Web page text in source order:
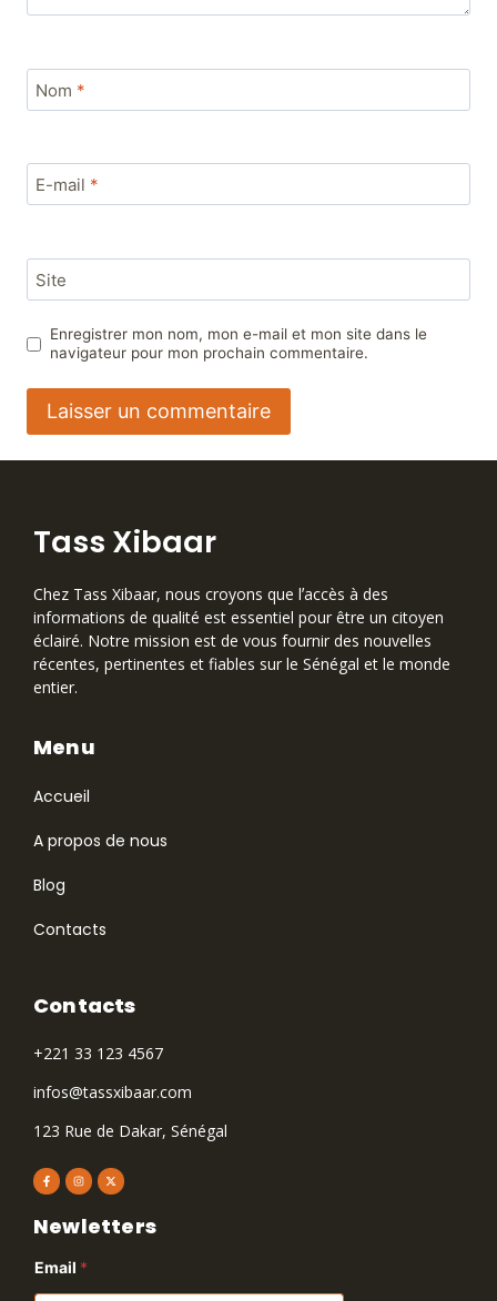
Nom *
E-mail *
Site
Enregistrer mon nom, mon e-mail et mon site dans le
navigateur pour mon prochain commentaire.
Tass Xibaar
Chez Tass Xibaar, nous croyons que lʼaccès à des
informations de qualité est essentiel pour être un citoyen
éclairé. Notre mission est de vous fournir des nouvelles
récentes, pertinentes et fiables sur le Sénégal et le monde
entier.
Accueil
A propos de nous
Blog
Contacts
Menu
Contacts
+221 33 123 4567
infos@tassxibaar.com
123 Rue de Dakar, Sénégal
Newletters
Email *